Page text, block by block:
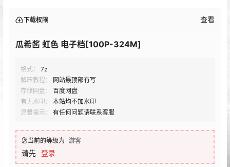
下载权限 查看
瓜希酱 虹色 电子档[100P-324M]
格式：
7z
解压教程：
网站最顶部有写
存储网盘：
百度网盘
有无水印：
本站均不加水印
温馨提示：
有任何问题请联系客服
您当前的等级为 游客
请先 登录